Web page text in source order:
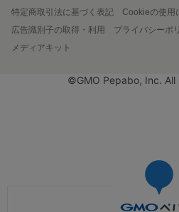
特定商取引法に基づく表記
Cookieの使用
広告識別子の取得・利用
プライバシーポ
メディアキット
©GMO Pepabo, Inc.